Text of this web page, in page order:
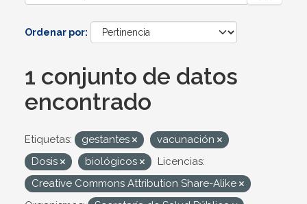
Ordenar por
1 conjunto de datos
encontrado
Etiquetas: gestantes
vacunación
Dosis
biológicos
Licencias:
Creative Commons Attribution Share-Alike